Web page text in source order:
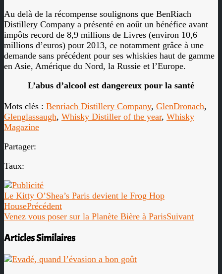
Au delà de la récompense soulignons que BenRiach
Distillery Company a présenté en août un bénéfice avant
impôts record de 8,9 millions de Livres (environ 10,6
millions d’euros) pour 2013, ce notamment grâce à une
demande sans précédent pour ses whiskies haut de gamme
en Asie, Amérique du Nord, la Russie et l’Europe.
L’abus d’alcool est dangereux pour la santé
Mots clés : Benriach Distillery Company, GlenDronach,
Glenglassaugh, Whisky Distiller of the year, Whisky
Magazine
Partager:
Taux:
Le Kitty O’Shea’s Paris devient le Frog Hop
HousePrécédent
Venez vous poser sur la Planète Bière à ParisSuivant
Articles Similaires